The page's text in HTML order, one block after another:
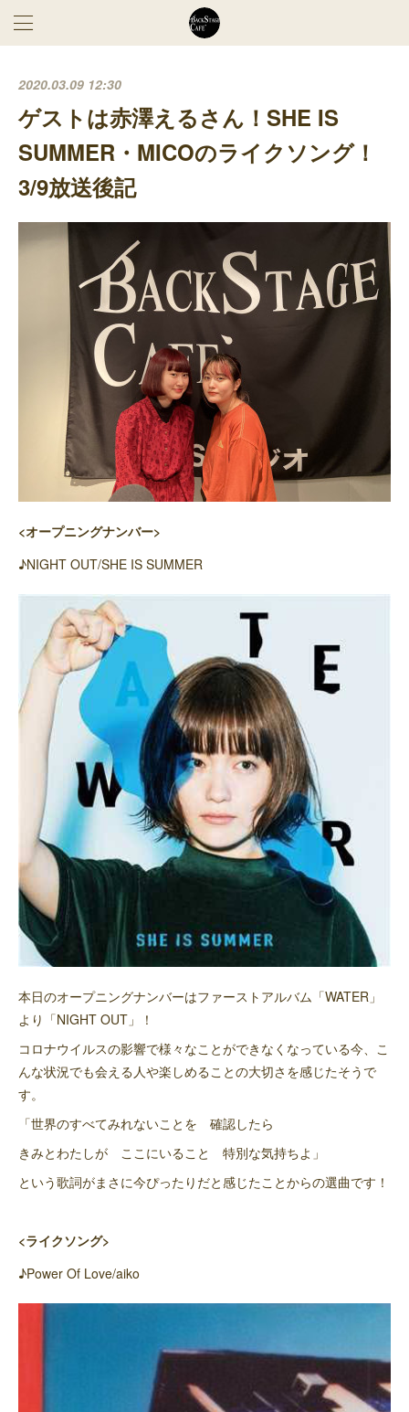
2020.03.09 12:30
ゲストは赤澤えるさん！SHE IS
SUMMER・MICOのライクソング！
3/9放送後記
<オープニングナンバー>
♪NIGHT OUT/SHE IS SUMMER
本日のオープニングナンバーはファーストアルバム「WATER」
より「NIGHT OUT」！
コロナウイルスの影響で様々なことができなくなっている今、こ
んな状況でも会える人や楽しめることの大切さを感じたそうで
す。
「世界のすべてみれないことを 確認したら
きみとわたしが ここにいること 特別な気持ちよ」
という歌詞がまさに今ぴったりだと感じたことからの選曲です！
<ライクソング>
♪Power Of Love/aiko